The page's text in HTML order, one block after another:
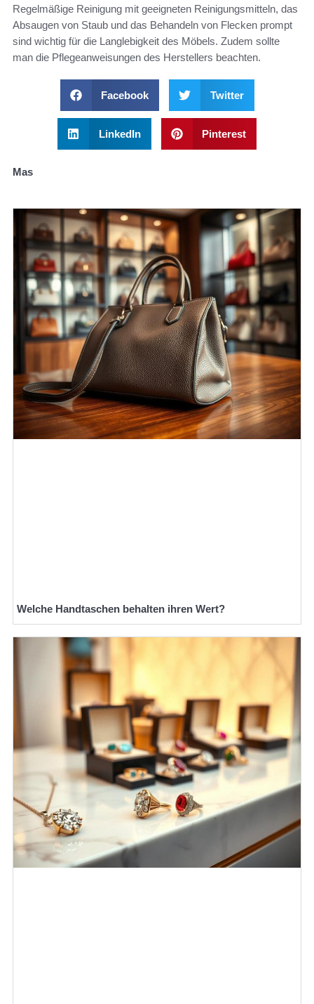
Regelmäßige Reinigung mit geeigneten Reinigungsmitteln, das
Absaugen von Staub und das Behandeln von Flecken prompt
sind wichtig für die Langlebigkeit des Möbels. Zudem sollte
man die Pflegeanweisungen des Herstellers beachten.
Facebook Twitter
LinkedIn Pinterest
Mas
Welche Handtaschen behalten ihren Wert?